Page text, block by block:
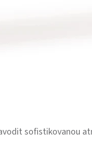
sofistikovanou